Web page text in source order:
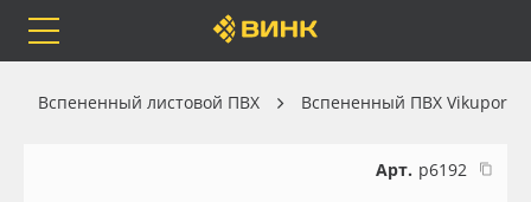
Вспененный листовой ПВХ Вспененный ПВХ Vikupor
Арт. р6192